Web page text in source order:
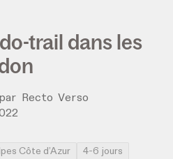
trail dans les
Recto Verso
Côte d’Azur 4-6 jours